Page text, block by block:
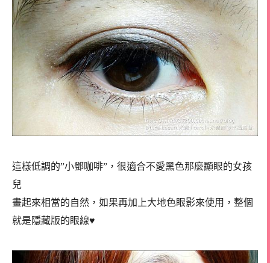
這樣低調的”小鄧咖啡”，很適合不愛黑色那麼顯眼的女孩
兒
畫起來相當的自然，如果再加上大地色眼影來使用，整個
就是隱藏版的眼線♥